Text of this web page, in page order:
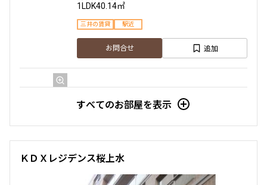
1LDK40.14㎡
三井の賃貸 駅近
お問合せ 追加
10階１００４
217,000円10,000円
1.0ヶ月
1LDK40.14㎡
すべてのお部屋を表示
ＫＤＸレジデンス桜上水